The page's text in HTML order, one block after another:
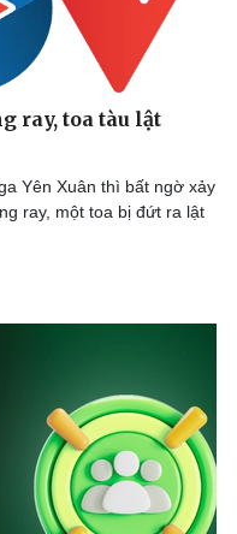
ray, toa tàu lật
Yên Xuân thì bất ngờ xảy
ray, một toa bị đứt ra lật